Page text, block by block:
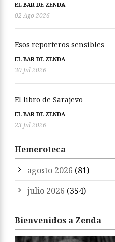
EL BAR DE ZENDA
02 Ago 2026
Esos reporteros sensibles
EL BAR DE ZENDA
30 Jul 2026
El libro de Sarajevo
EL BAR DE ZENDA
23 Jul 2026
Hemeroteca
agosto 2026 (81)
julio 2026 (354)
Bienvenidos a Zenda